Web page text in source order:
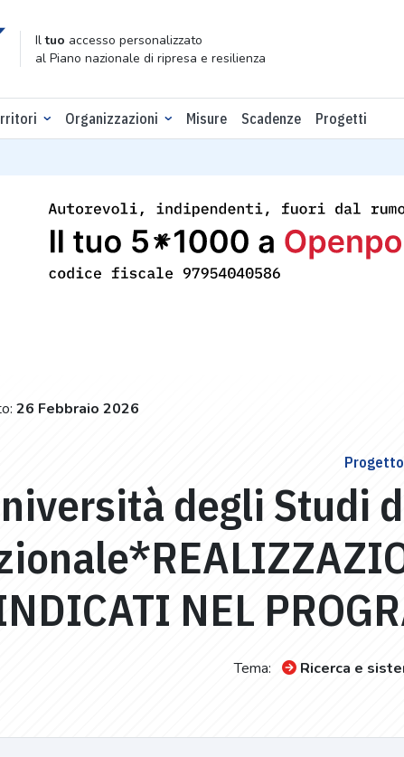
Iltuo accesso personalizzato
al Piano nazionale di ripresa e resilienza
Organizzazioni Misure Scadenze Progetti
26 Febbraio 2026
Progetto
degli Studi
NEL
Tema: Ricerca e